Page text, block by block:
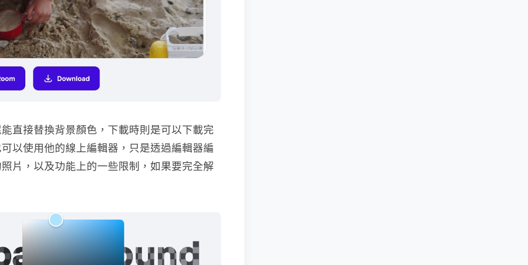
直接替換背景顏色，下載時則是可以下載完
以使用他的線上編輯器，只是透過編輯器編
片，以及功能上的一些限制，如果要完全解